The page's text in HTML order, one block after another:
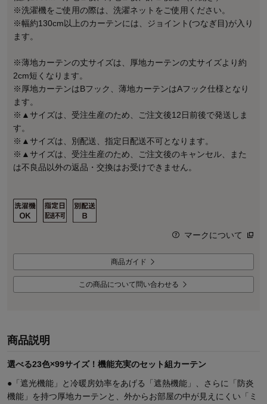
※洗濯機をご使用の際は、洗濯ネットをご使用ください。
※幅約130cm以上のカーテンには、ジョイント(つなぎ目)が入り
ます。
※薄地カーテンの丈サイズは、厚地カーテンの丈サイズより約
2cm短くなります。
※厚地カーテンはBフック、薄地カーテンはAフック仕様となり
ます。
※▲サイズは、受注生産のため、ご注文後12日前後で発送しま
す。
※▲サイズは、別配送、指定日配送不可となります。
※▲サイズは、受注生産のため、ご注文後のキャンセル、また
は不良品以外の返品・交換はお受けできません。
マークについて
商品ガイド
この商品について問い合わせる
商品説明
選べる23色×99サイズ！機能充実のセット組カーテン
●「遮光機能」と冷暖房効率をあげる「遮熱機能」、さらに「防炎
機能」を持つ厚地カーテンと、外からお部屋の中が見えにくい「ミ